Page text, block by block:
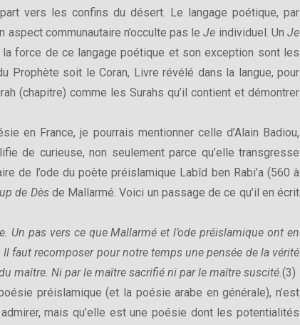
vers les confins du désert. Le langage poétique, par
aspect communautaire n’occulte pas leJe individuel. Un Je
force de ce langage poétique et son exception sont les
Prophète soit le Coran, Livre révélé dans la langue, pour
(chapitre) comme les Surahs qu’il contient et démontrer
en France, je pourrais mentionner celle d’Alain Badiou,
de curieuse, non seulement parce qu’elle transgresse
de l’ode du poète préislamique Labîd ben Rabi’a (560 à
de Dèsde Mallarmé. Voici un passage de ce qu’il en écrit
Un pas vers ce que Mallarmé et l’ode préislamique ont en
faut recomposer pour notre temps une pensée de la vérité
maître. Ni par le maître sacrifié ni par le maître suscité.(3)
préislamique (et la poésie arabe en générale), n’est
mais qu’elle est une poésie dont les potentialités